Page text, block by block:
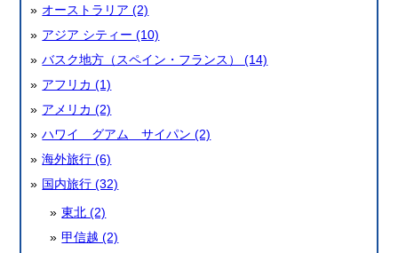
オーストラリア (2)
アジア シティー (10)
バスク地方（スペイン・フランス） (14)
アフリカ (1)
アメリカ (2)
ハワイ グアム サイパン (2)
海外旅行 (6)
国内旅行 (32)
東北 (2)
甲信越 (2)